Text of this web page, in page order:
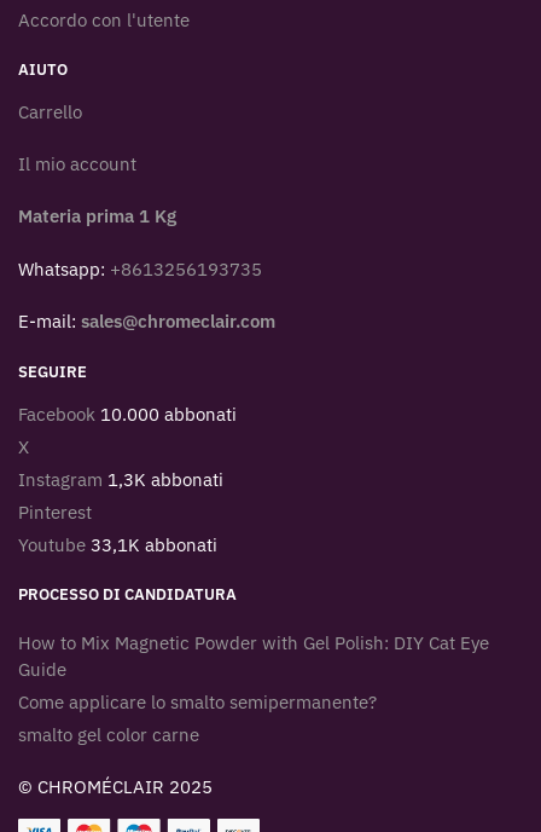
Accordo con l'utente
AIUTO
Carrello
Il mio account
Materia prima 1 Kg
Whatsapp: +8613256193735
E-mail: sales@chromeclair.com
SEGUIRE
Facebook 10.000 abbonati
X
Instagram 1,3K abbonati
Pinterest
Youtube 33,1K abbonati
PROCESSO DI CANDIDATURA
How to Mix Magnetic Powder with Gel Polish: DIY Cat Eye
Guide
Come applicare lo smalto semipermanente?
smalto gel color carne
© CHROMÉCLAIR 2025